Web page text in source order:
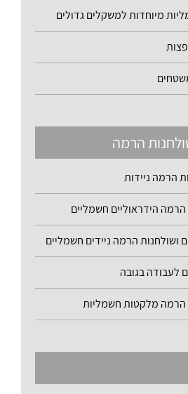
מיוחדות למשקלים גדולים
הרמה
הרמה ניידות
הידראוליים חשמליים
הרמה ניידים חשמליים
לעבודה בגובה
מלקטות חשמליות